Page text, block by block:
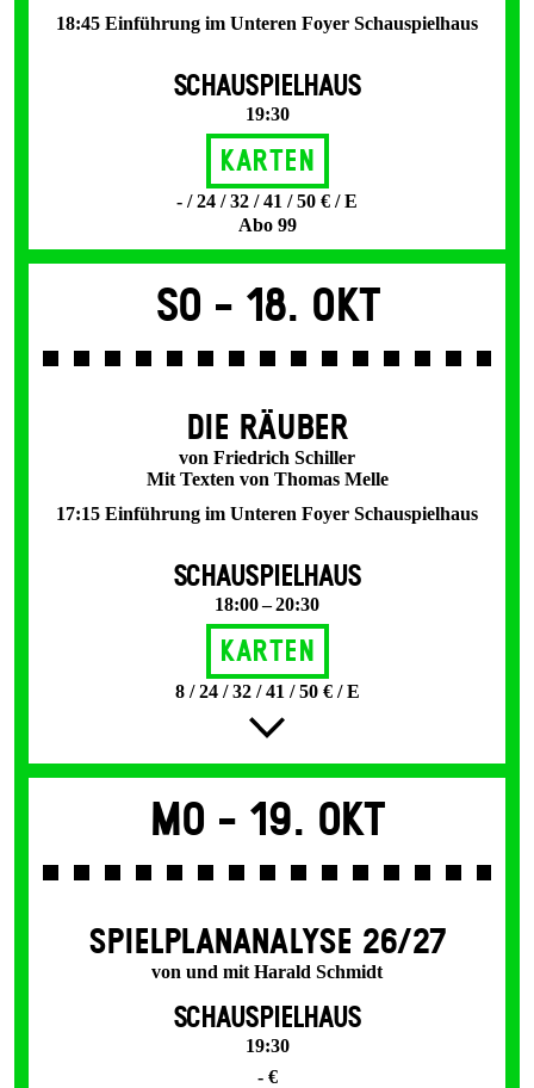
18:45 Einführung im Unteren Foyer Schauspielhaus
SCHAUSPIELHAUS
19:30
Karten
- / 24 / 32 / 41 / 50 € / E
Abo 99
So - 18. Okt
DIE RÄUBER
von Friedrich Schiller
Mit Texten von Thomas Melle
17:15 Einführung im Unteren Foyer Schauspielhaus
SCHAUSPIELHAUS
18:00 – 20:30
Karten
8 / 24 / 32 / 41 / 50 € / E
Mo - 19. Okt
SPIEL­PLAN­ANALYSE 26/27
von und mit Harald Schmidt
SCHAUSPIELHAUS
19:30
- €